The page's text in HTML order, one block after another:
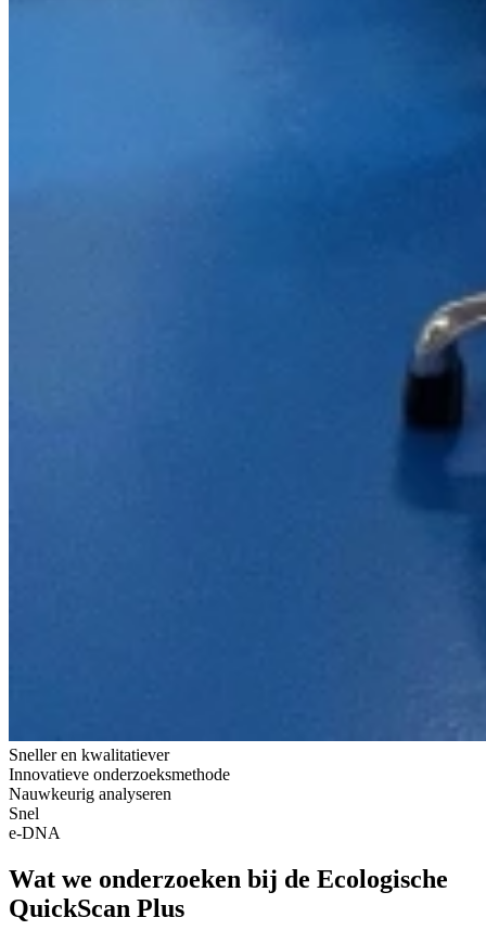
Sneller en kwalitatiever
Innovatieve onderzoeksmethode
Nauwkeurig analyseren
Snel
e-DNA
Wat we onderzoeken bij de Ecologische
QuickScan Plus